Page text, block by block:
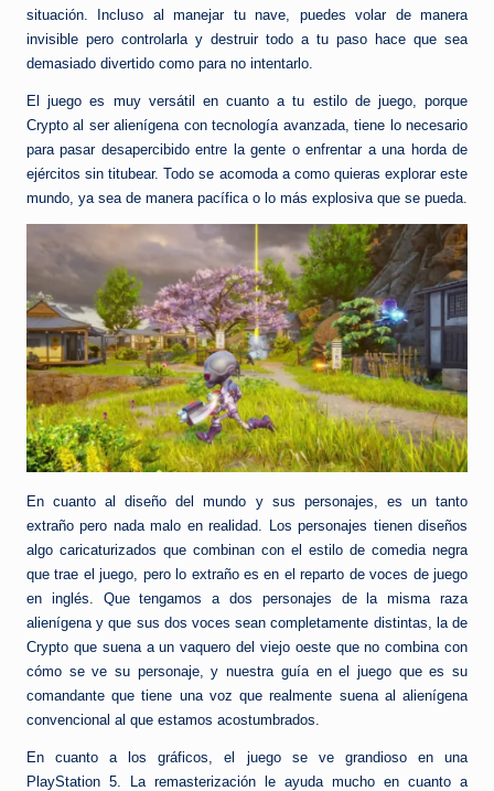
situación. Incluso al manejar tu nave, puedes volar de manera
invisible pero controlarla y destruir todo a tu paso hace que sea
demasiado divertido como para no intentarlo.
El juego es muy versátil en cuanto a tu estilo de juego, porque
Crypto al ser alienígena con tecnología avanzada, tiene lo necesario
para pasar desapercibido entre la gente o enfrentar a una horda de
ejércitos sin titubear. Todo se acomoda a como quieras explorar este
mundo, ya sea de manera pacífica o lo más explosiva que se pueda.
En cuanto al diseño del mundo y sus personajes, es un tanto
extraño pero nada malo en realidad. Los personajes tienen diseños
algo caricaturizados que combinan con el estilo de comedia negra
que trae el juego, pero lo extraño es en el reparto de voces de juego
en inglés. Que tengamos a dos personajes de la misma raza
alienígena y que sus dos voces sean completamente distintas, la de
Crypto que suena a un vaquero del viejo oeste que no combina con
cómo se ve su personaje, y nuestra guía en el juego que es su
comandante que tiene una voz que realmente suena al alienígena
convencional al que estamos acostumbrados.
En cuanto a los gráficos, el juego se ve grandioso en una
PlayStation 5. La remasterización le ayuda mucho en cuanto a